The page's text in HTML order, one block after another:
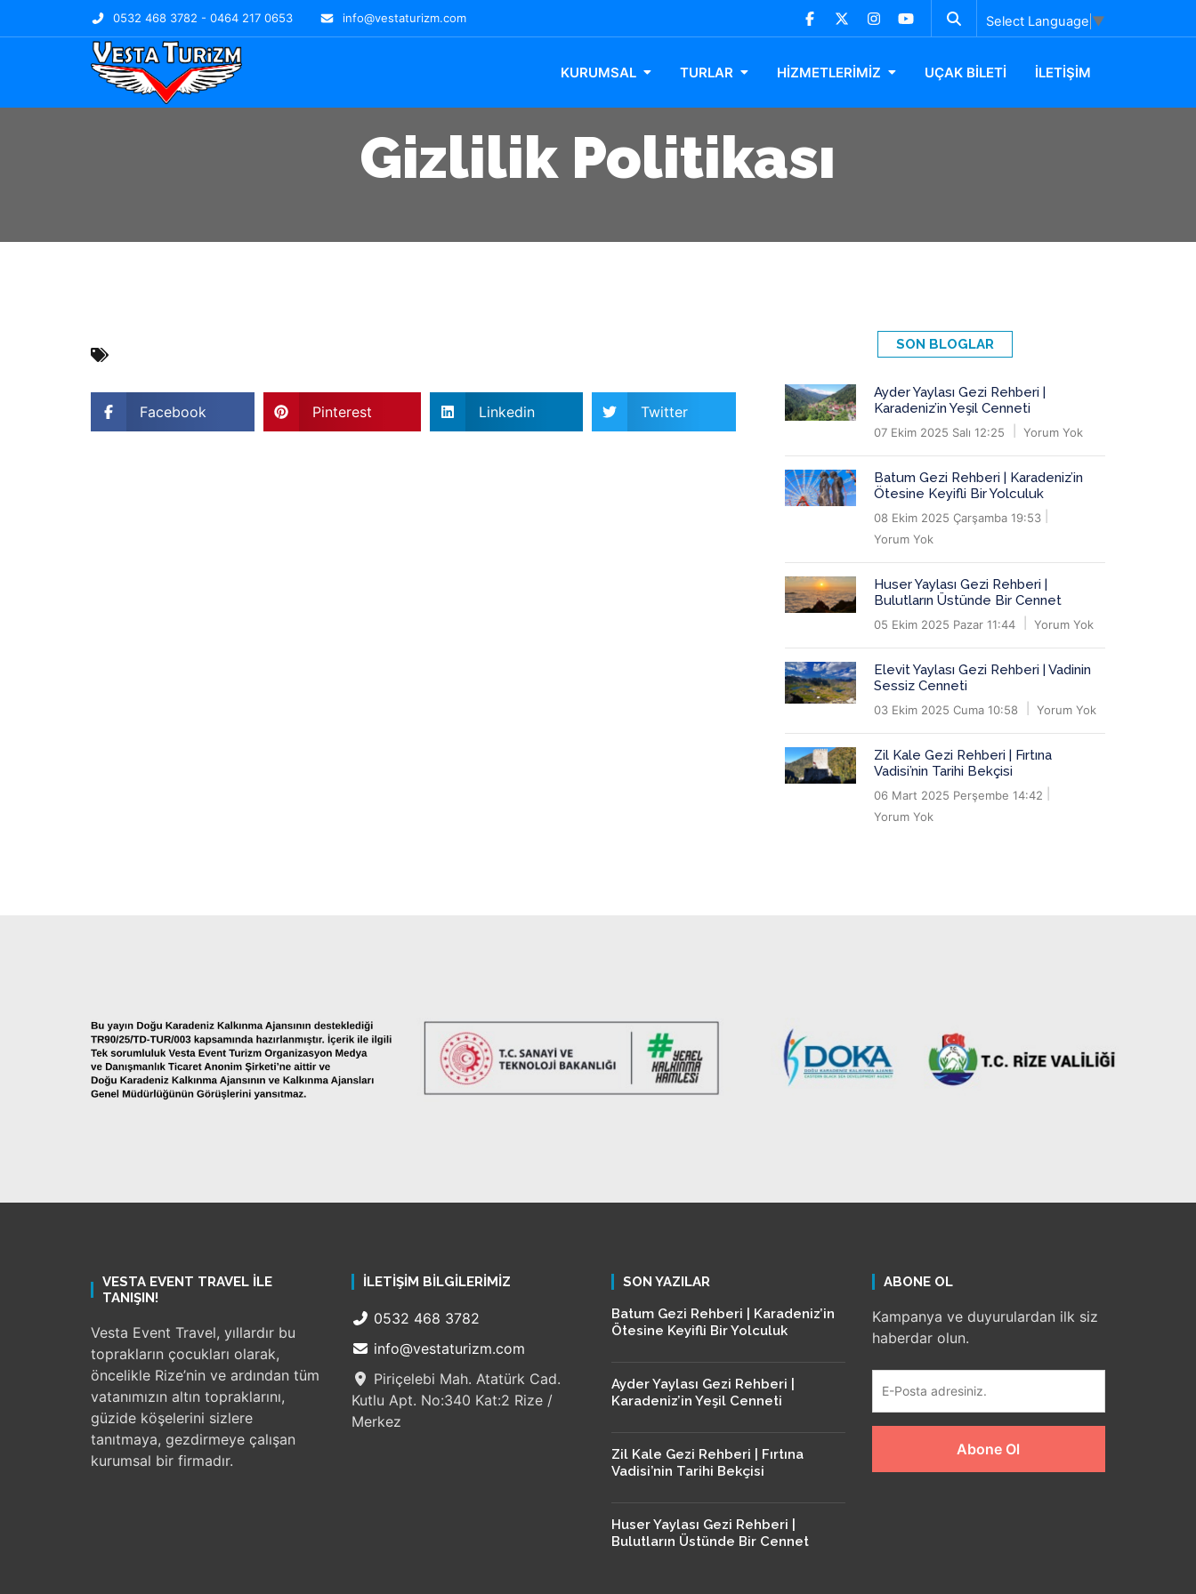
0532 468 3782 - 0464 217 0653 info@vestaturizm.com Select Language ▼
KURUMSAL TURLAR HİZMETLERİMİZ UÇAK BİLETİ İLETİŞİM
Gizlilik Politikası
Facebook Pinterest Linkedin Twitter
SON BLOGLAR
Ayder Yaylası Gezi Rehberi |
Karadeniz’in Yeşil Cenneti
07 Ekim 2025 Salı 12:25 Yorum Yok
Batum Gezi Rehberi | Karadeniz’in
Ötesine Keyifli Bir Yolculuk
08 Ekim 2025 Çarşamba 19:53
Yorum Yok
Huser Yaylası Gezi Rehberi |
Bulutların Üstünde Bir Cennet
05 Ekim 2025 Pazar 11:44 Yorum Yok
Elevit Yaylası Gezi Rehberi | Vadinin
Sessiz Cenneti
03 Ekim 2025 Cuma 10:58 Yorum Yok
Zil Kale Gezi Rehberi | Fırtına
Vadisi’nin Tarihi Bekçisi
06 Mart 2025 Perşembe 14:42
Yorum Yok
VESTA EVENT TRAVEL ILE
TANIŞIN!
Vesta Event Travel, yıllardır bu
toprakların çocukları olarak,
öncelikle Rize’nin ve ardından tüm
vatanımızın altın topraklarını,
güzide köşelerini sizlere
tanıtmaya, gezdirmeye çalışan
kurumsal bir firmadır.
İLETIŞIM BILGILERIMIZ
0532 468 3782
info@vestaturizm.com
Piriçelebi Mah. Atatürk Cad.
Kutlu Apt. No:340 Kat:2 Rize /
Merkez
SON YAZILAR
Batum Gezi Rehberi | Karadeniz’in
Ötesine Keyifli Bir Yolculuk
Ayder Yaylası Gezi Rehberi |
Karadeniz’in Yeşil Cenneti
Zil Kale Gezi Rehberi | Fırtına
Vadisi’nin Tarihi Bekçisi
Huser Yaylası Gezi Rehberi |
Bulutların Üstünde Bir Cennet
ABONE OL
Kampanya ve duyurulardan ilk siz
haberdar olun.